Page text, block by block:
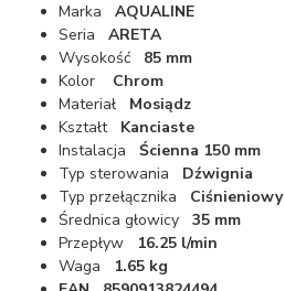
MarkaAQUALINE
SeriaARETA
Wysokość 85 mm
Kolor Chrom
Materiał Mosiądz
Kształt Kanciaste
Instalacja
Ścienna 150 mm
Typ sterowania Dźwignia
Typ przełącznika Ciśnieniowy
Średnica głowicy35 mm
Przepływ 16.25 l/min
Waga 1.65 kg